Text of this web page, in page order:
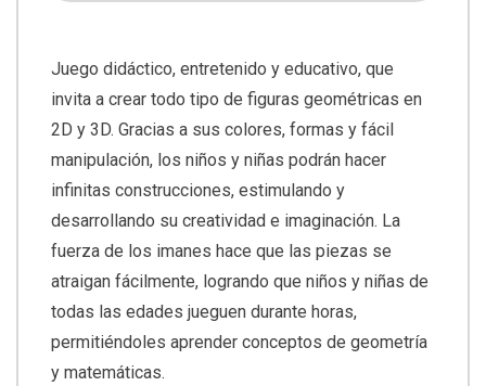
Juego didáctico, entretenido y educativo, que
invita a crear todo tipo de figuras geométricas en
2D y 3D. Gracias a sus colores, formas y fácil
manipulación, los niños y niñas podrán hacer
infinitas construcciones, estimulando y
desarrollando su creatividad e imaginación. La
fuerza de los imanes hace que las piezas se
atraigan fácilmente, logrando que niños y niñas de
todas las edades jueguen durante horas,
permitiéndoles aprender conceptos de geometría
y matemáticas.